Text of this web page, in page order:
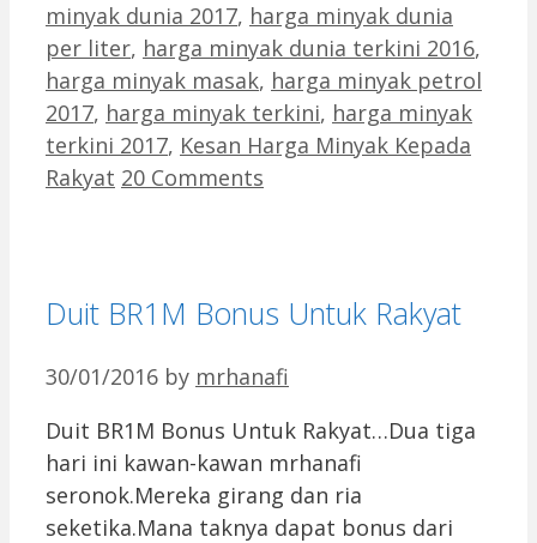
minyak dunia 2017, harga minyak dunia
per liter, harga minyak dunia terkini 2016,
harga minyak masak, harga minyak petrol
2017, harga minyak terkini, harga minyak
terkini 2017, Kesan Harga Minyak Kepada
Rakyat 20 Comments
Duit BR1M Bonus Untuk Rakyat
30/01/2016 by mrhanafi
Duit BR1M Bonus Untuk Rakyat…Dua tiga
hari ini kawan-kawan mrhanafi
seronok.Mereka girang dan ria
seketika.Mana taknya dapat bonus dari